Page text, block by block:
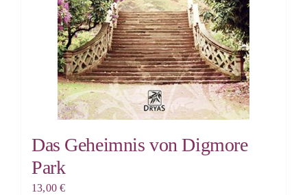
Das Geheimnis von Digmore
Park
13,00€